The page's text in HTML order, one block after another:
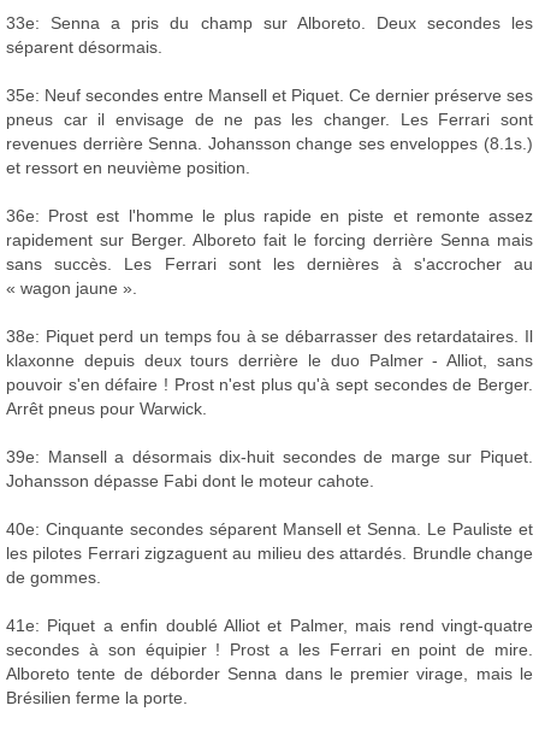
33e: Senna a pris du champ sur Alboreto. Deux secondes les
séparent désormais.
35e: Neuf secondes entre Mansell et Piquet. Ce dernier préserve ses
pneus car il envisage de ne pas les changer. Les Ferrari sont
revenues derrière Senna. Johansson change ses enveloppes (8.1s.)
et ressort en neuvième position.
36e: Prost est l'homme le plus rapide en piste et remonte assez
rapidement sur Berger. Alboreto fait le forcing derrière Senna mais
sans succès. Les Ferrari sont les dernières à s'accrocher au
« wagon jaune ».
38e: Piquet perd un temps fou à se débarrasser des retardataires. Il
klaxonne depuis deux tours derrière le duo Palmer - Alliot, sans
pouvoir s'en défaire ! Prost n'est plus qu'à sept secondes de Berger.
Arrêt pneus pour Warwick.
39e: Mansell a désormais dix-huit secondes de marge sur Piquet.
Johansson dépasse Fabi dont le moteur cahote.
40e: Cinquante secondes séparent Mansell et Senna. Le Pauliste et
les pilotes Ferrari zigzaguent au milieu des attardés. Brundle change
de gommes.
41e: Piquet a enfin doublé Alliot et Palmer, mais rend vingt-quatre
secondes à son équipier ! Prost a les Ferrari en point de mire.
Alboreto tente de déborder Senna dans le premier virage, mais le
Brésilien ferme la porte.